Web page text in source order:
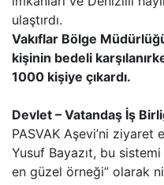
ulaştırdı.
Vakıflar Bölge
kişinin bedeli
1000 kişiye çıkardı.
Devlet – Vatandaş İş
PASVAK Aşevi’ni ziyaret
Yusuf Bayazıt, bu
en güzel örneği” olarak